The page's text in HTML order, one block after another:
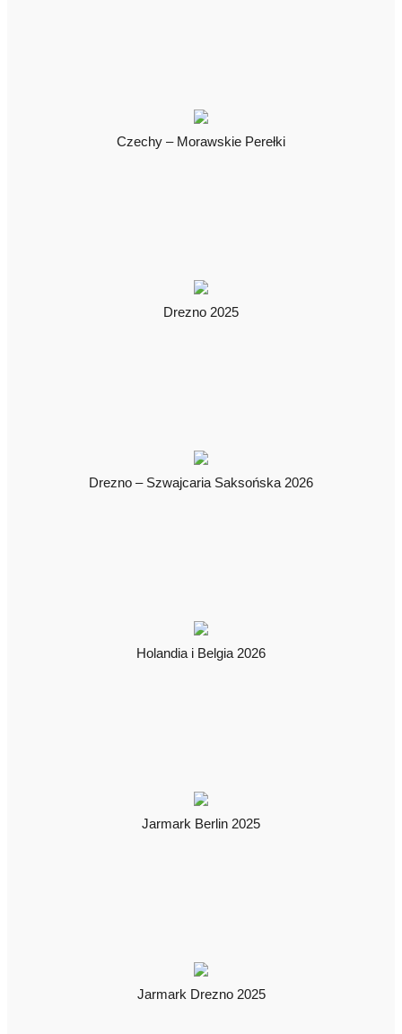
Czechy – Morawskie Perełki
Drezno 2025
Drezno – Szwajcaria Saksońska 2026
Holandia i Belgia 2026
Jarmark Berlin 2025
Jarmark Drezno 2025